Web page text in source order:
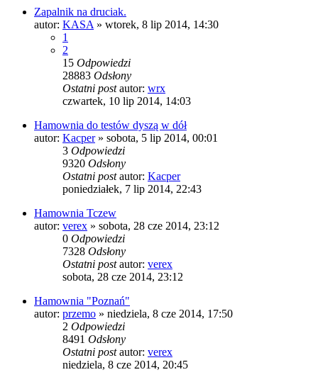
Zapalnik na druciak.
autor: KASA » wtorek, 8 lip 2014, 14:30
1
2
15 Odpowiedzi
28883 Odsłony
Ostatni postautor: wrx
czwartek, 10 lip 2014, 14:03
Hamownia do testów dyszą w dół
autor: Kacper» sobota, 5 lip 2014, 00:01
3 Odpowiedzi
9320 Odsłony
Ostatni postautor: Kacper
poniedziałek, 7 lip 2014, 22:43
Hamownia Tczew
autor: verex » sobota, 28 cze 2014, 23:12
0 Odpowiedzi
7328 Odsłony
Ostatni postautor: verex
sobota, 28 cze 2014, 23:12
Hamownia "Poznań"
autor: przemo » niedziela, 8 cze 2014, 17:50
2 Odpowiedzi
8491 Odsłony
Ostatni postautor: verex
niedziela, 8 cze 2014, 20:45